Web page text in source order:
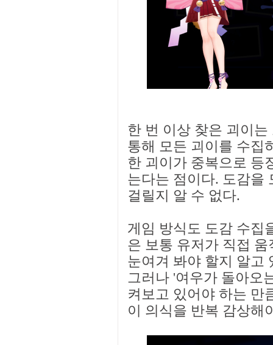
한 번 이상 찾은 괴이
통해 모든 괴이를 수집
한 괴이가 중복으로 등
는다는 점이다. 도감을
걸릴지 알 수 없다.
게임 방식도 도감 수집
은 보통 유저가 직접
눈여겨 봐야 할지 알고
그러나 '여우가 돌아오
켜보고 있어야 하는 만
이 의식을 반복 감상해